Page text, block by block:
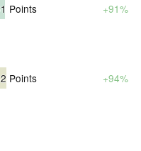
Points +91%
Points +94%